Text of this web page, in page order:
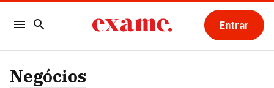
Entrar
Negócios